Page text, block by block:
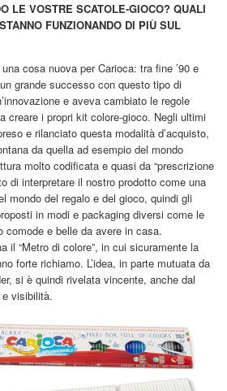
LE VOSTRE SCATOLE-GIOCO? QUALI
FUNZIONANDO DI PIÙ SUL
cosa nuova per Carioca: tra fine ’90 e
grande successo con questo tipo di
e aveva cambiato le regole
creare i propri kit colore-gioco. Negli ultimi
e rilanciato questa modalità d’acquisto,
da quella ad esempio del mondo
molto codificata e quasi da “prescrizione
di interpretare il nostro prodotto come una
mondo del regalo e del gioco, quindi gli
in modi e packaging diversi come le
e belle da avere in casa.
il “Metro di colore”, in cui sicuramente la
forte richiamo. L’idea, in parte mutuata da
si è quindi rivelata vincente, anche dal
visibilità.